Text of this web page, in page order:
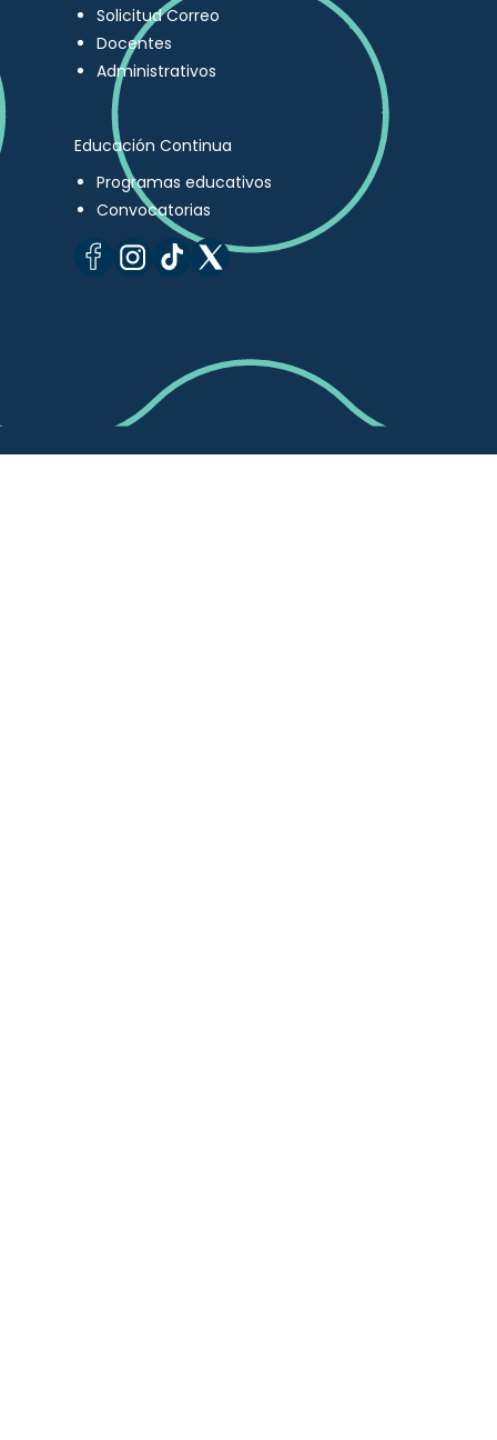
Solicitud Correo
Docentes
Administrativos
Educación Continua
Programas educativos
Convocatorias